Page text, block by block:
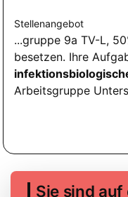
Stellenangebot
...gruppe 9a TV-L,
besetzen. Ihre
Arbeitsgruppe
Sie sind